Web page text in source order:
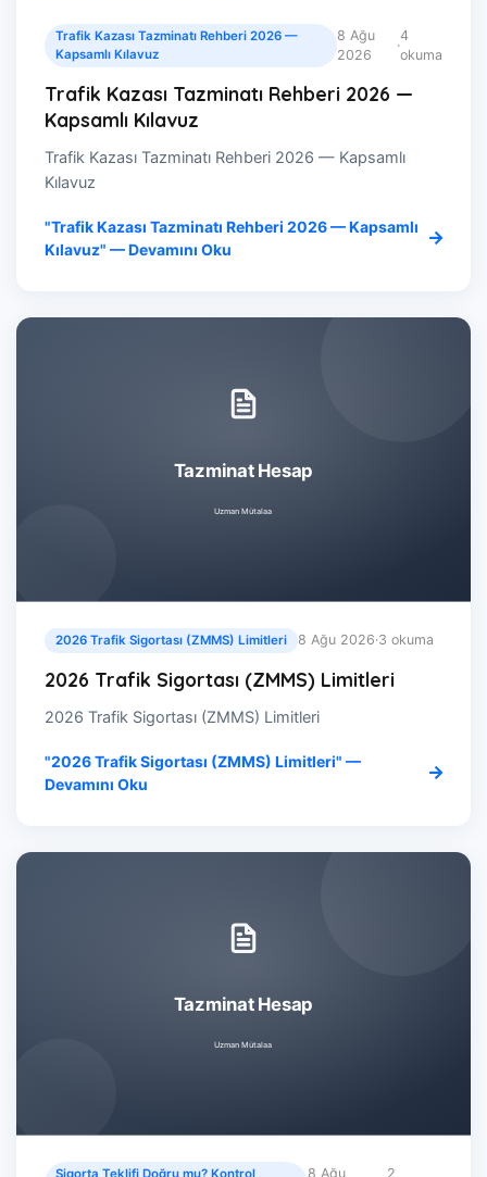
Trafik Kazası Tazminatı Rehberi 2026 —
Kapsamlı Kılavuz
8 Ağu
2026
·
4
okuma
Trafik Kazası Tazminatı Rehberi 2026 —
Kapsamlı Kılavuz
Trafik Kazası Tazminatı Rehberi 2026 — Kapsamlı
Kılavuz
"Trafik Kazası Tazminatı Rehberi 2026 — Kapsamlı
Kılavuz" — Devamını Oku
2026 Trafik Sigortası (ZMMS) Limitleri 8 Ağu 2026·3 okuma
2026 Trafik Sigortası (ZMMS) Limitleri
2026 Trafik Sigortası (ZMMS) Limitleri
"2026 Trafik Sigortası (ZMMS) Limitleri" —
Devamını Oku
Sigorta Teklifi Doğru mu? Kontrol
8 Ağu
2